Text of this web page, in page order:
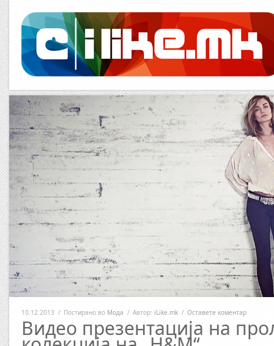
10.12.2013 / Постирано во Мода / Автор: iLike.mk / Оставете коментар
Видео презентација на